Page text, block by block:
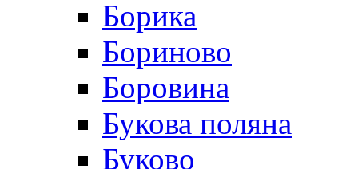
Борика
Бориново
Боровина
Букова поляна
Буково